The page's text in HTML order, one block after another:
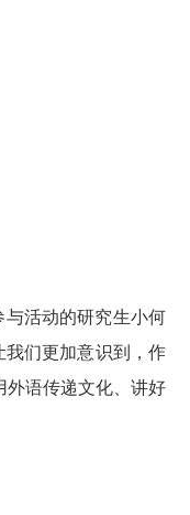
活动的研究生小何
们更加意识到，作
外语传递文化、讲好